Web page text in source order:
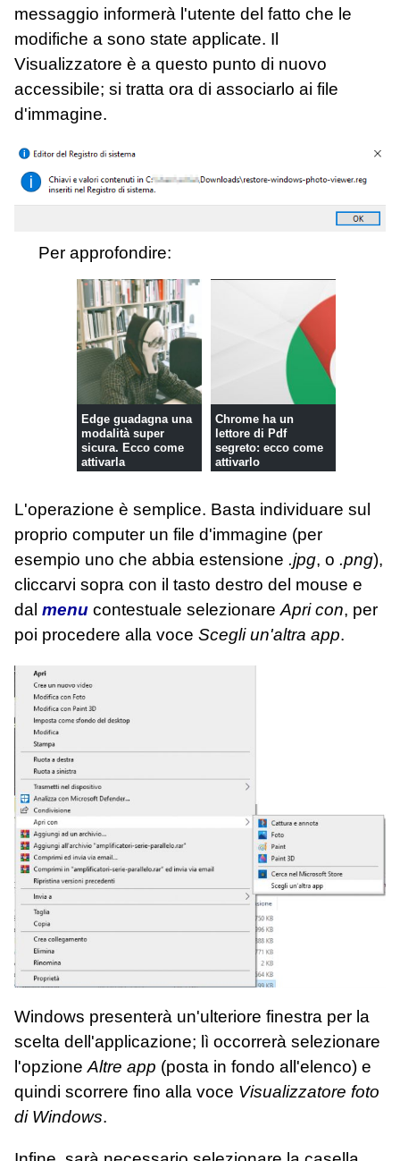
messaggio informerà l'utente del fatto che le
modifiche a sono state applicate. Il
Visualizzatore è a questo punto di nuovo
accessibile; si tratta ora di associarlo ai file
d'immagine.
Per approfondire:
Edge guadagna una
modalità super
sicura. Ecco come
attivarla
Chrome ha un
lettore di Pdf
segreto: ecco come
attivarlo
L'operazione è semplice. Basta individuare sul
proprio computer un file d'immagine (per
esempio uno che abbia estensione .jpg, o .png),
cliccarvi sopra con il tasto destro del mouse e
dal menu contestuale selezionareApri con, per
poi procedere alla voce Scegli un'altra app.
Windows presenterà un'ulteriore finestra per la
scelta dell'applicazione; lì occorrerà selezionare
l'opzione Altre app (posta in fondo all'elenco) e
quindi scorrere fino alla voce Visualizzatore foto
di Windows.